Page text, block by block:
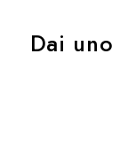
Dai